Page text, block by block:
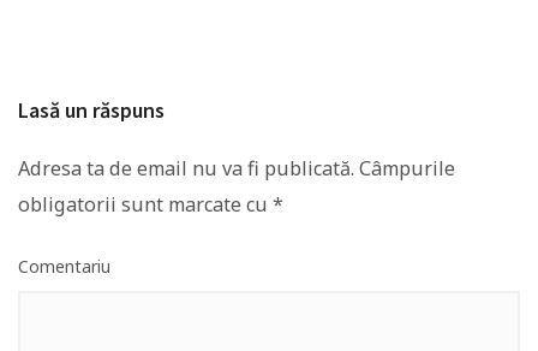
Lasă un răspuns
Adresa ta de email nu va fi publicată. Câmpurile
obligatorii sunt marcate cu *
Comentariu